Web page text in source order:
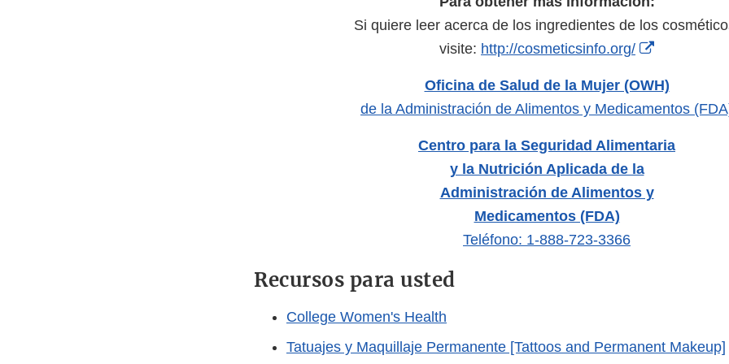
Si quiere leer acerca de los ingredientes de los
visite: http://cosmeticsinfo.org/
External
Disclaimer
Oficina de Salud de la Mujer (OWH)
de la Administración de Alimentos y Medicamentos
Centro para la Seguridad Alimentaria
y la Nutrición Aplicada de la
Administración de Alimentos y
Medicamentos (FDA)
Teléfono: 1-888-723-3366
Recursos para usted
College Women's Health
Tatuajes y Maquillaje Permanente [Tattoos and Permanent Makeup]